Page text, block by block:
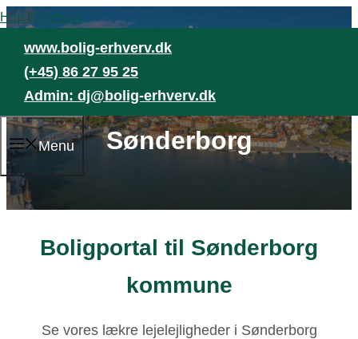
Hop til indhold
www.bolig-erhverv.dk
(+45) 86 27 95 25
Admin: dj@bolig-erhverv.dk
Menu Sønderborg
Boligportal til Sønderborg
kommune
Se vores lækre lejelejligheder i Sønderborg